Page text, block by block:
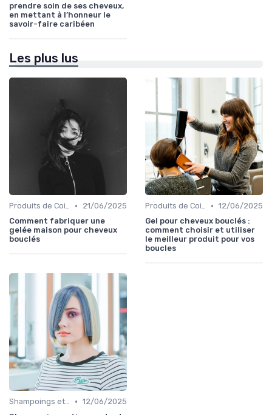
prendre soin de ses cheveux,
en mettant à l’honneur le
savoir-faire caribéen
Les plus lus
Produits de Coiffage •
21/06/2025
Comment fabriquer une
gelée maison pour cheveux
bouclés
Produits de Coiffage • 12/06/2025
Gel pour cheveux bouclés :
comment choisir et utiliser
le meilleur produit pour vos
boucles
Shampoings et Après-Shampoings • 12/06/2025